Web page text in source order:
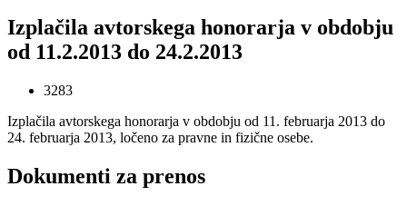
Izplačila avtorskega honorarja v obdobju
od 11.2.2013 do 24.2.2013
3283
Izplačila avtorskega honorarja v obdobju od 11. februarja 2013 do
24. februarja 2013, ločeno za pravne in fizične osebe.
Dokumenti za prenos